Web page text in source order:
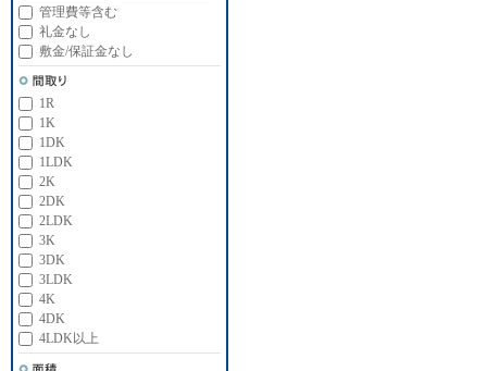
管理費等含む
礼金なし
敷金/保証金なし
1R
1K
1DK
1LDK
2K
2DK
2LDK
3K
3DK
3LDK
4K
4DK
4LDK以上